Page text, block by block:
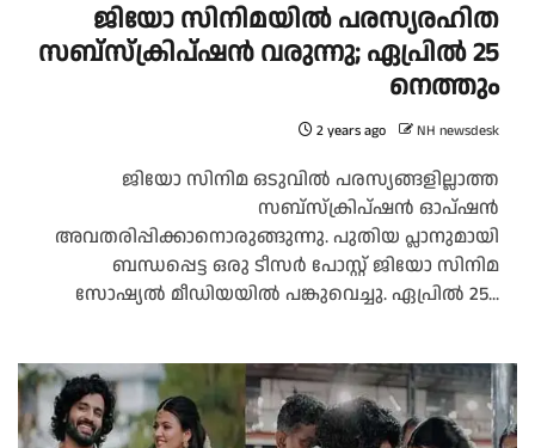
ജിയോ സിനിമയില്‍ പരസ്യരഹിത
സബ്‌സ്‌ക്രിപ്ഷന്‍ വരുന്നു; ഏപ്രില്‍ 25
നെത്തും
2 years ago NH newsdesk
ജിയോ സിനിമ ഒടുവില്‍ പരസ്യങ്ങളില്ലാത്ത
സബ്‌സ്‌ക്രിപ്ഷന്‍ ഓപ്ഷന്‍
അവതരിപ്പിക്കാനൊരുങ്ങുന്നു. പുതിയ പ്ലാനുമായി
ബന്ധപ്പെട്ട ഒരു ടീസര്‍ പോസ്റ്റ് ജിയോ സിനിമ
സോഷ്യല്‍ മീഡിയയില്‍ പങ്കുവെച്ചു. ഏപ്രില്‍ 25...